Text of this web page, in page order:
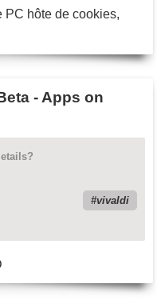
PC hôte de cookies,
- Apps on
vivaldi